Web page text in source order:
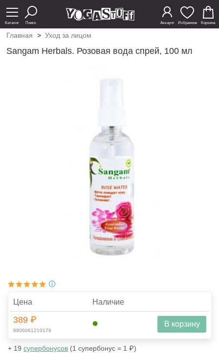
Каталог Поиск Аккаунт Избранное Корзина
Главная > Уход за лицом
Sangam Herbals. Розовая вода спрей, 100 мл
Цена Наличие
389 ₽
8906061210179
В корзину
+ 19супербонусов (1 супербонус = 1 ₽)